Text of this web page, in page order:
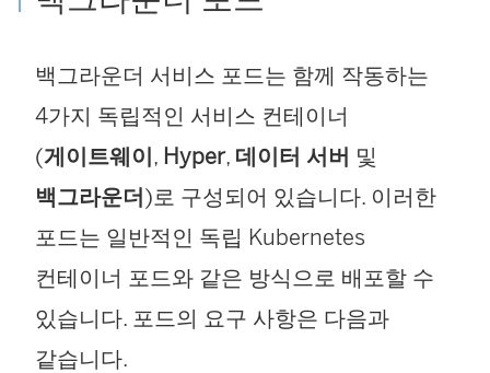
백그라운더 서비스 포드는 함께 작동하는
4가지 독립적인 서비스 컨테이너
(게이트웨이, Hyper, 데이터 서버 및
백그라운더)로 구성되어 있습니다. 이러한
포드는 일반적인 독립 Kubernetes
컨테이너 포드와 같은 방식으로 배포할 수
있습니다. 포드의 요구 사항은 다음과
같습니다.